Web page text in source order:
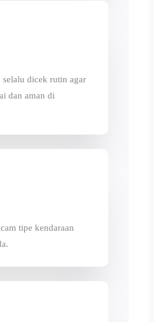
dicek rutin agar
dan aman di
tipe kendaraan